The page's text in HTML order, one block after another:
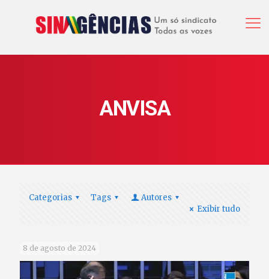
ANVISA
Categorias Tags
Autores
Exibir tudo
8 de agosto de 2024